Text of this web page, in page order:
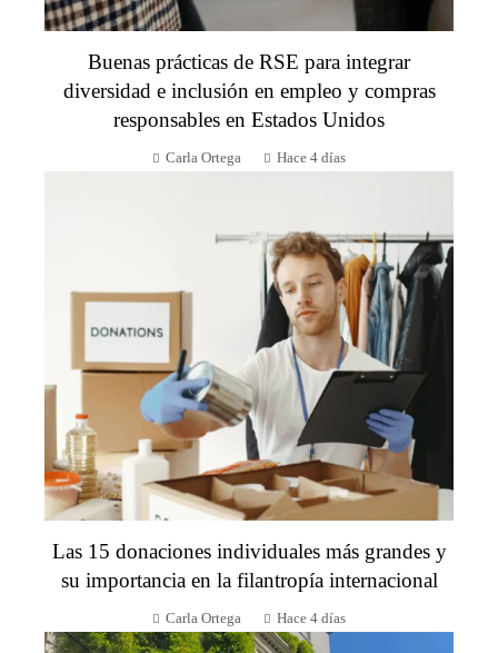
Buenas prácticas de RSE para integrar
diversidad e inclusión en empleo y compras
responsables en Estados Unidos
Carla Ortega Hace 4 días
Las 15 donaciones individuales más grandes y
su importancia en la filantropía internacional
Carla Ortega Hace 4 días